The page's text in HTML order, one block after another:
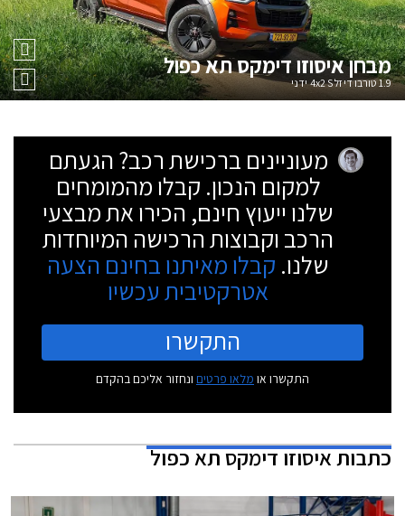
מבחןאיסוזו דימקס תא כפול
1.9 טורבו דיזל 4x2 S ידני
מעוניינים ברכישת רכב? הגעתם
למקום הנכון. קבלו מהמומחים
שלנו ייעוץ חינם, הכירו את מבצעי
הרכב וקבוצות הרכישה המיוחדות
שלנו. קבלו מאיתנו בחינם הצעה
אטרקטיבית עכשיו
התקשרו
התקשרו או מלאו פרטים ונחזור אליכם בהקדם
כתבותאיסוזו דימקס תא כפול